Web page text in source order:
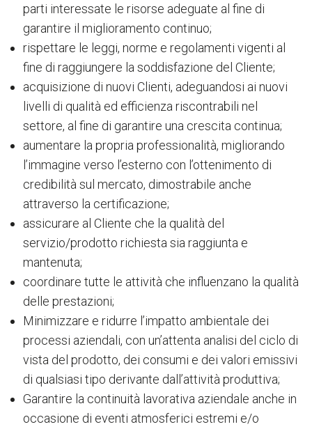
parti interessate le risorse adeguate al fine di
garantire il miglioramento continuo;
rispettare le leggi, norme e regolamenti vigenti al
fine di raggiungere la soddisfazione del Cliente;
acquisizione di nuovi Clienti, adeguandosi ai nuovi
livelli di qualità ed efficienza riscontrabili nel
settore, al fine di garantire una crescita continua;
aumentare la propria professionalità, migliorando
l’immagine verso l’esterno con l’ottenimento di
credibilità sul mercato, dimostrabile anche
attraverso la certificazione;
assicurare al Cliente che la qualità del
servizio/prodotto richiesta sia raggiunta e
mantenuta;
coordinare tutte le attività che influenzano la qualità
delle prestazioni;
Minimizzare e ridurre l’impatto ambientale dei
processi aziendali, con un’attenta analisi del ciclo di
vista del prodotto, dei consumi e dei valori emissivi
di qualsiasi tipo derivante dall’attività produttiva;
Garantire la continuità lavorativa aziendale anche in
occasione di eventi atmosferici estremi e/o